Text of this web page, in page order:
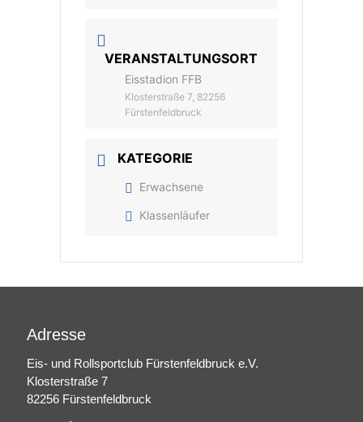
VERANSTALTUNGSORT
Eisstadion FFB
Klosterstraße 7, 82256
Fürstenfeldbruck
KATEGORIE
Erwachsene
Klassenläufer
Adresse
Eis- und Rollsportclub Fürstenfeldbruck e.V.
Klosterstraße 7
82256 Fürstenfeldbruck